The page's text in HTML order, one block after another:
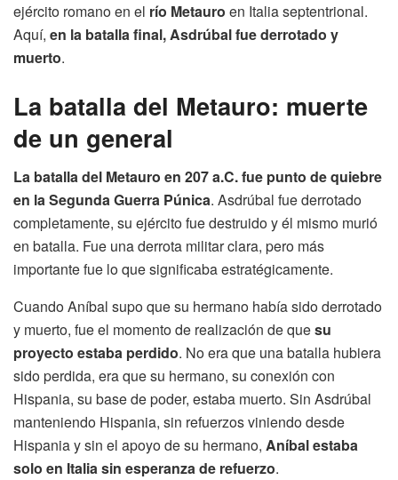
ejército romano en el río Metauro en Italia septentrional.
Aquí, en la batalla final, Asdrúbal fue derrotado y
muerto.
La batalla del Metauro: muerte
de un general
La batalla del Metauro en 207 a.C. fue punto de quiebre
en la Segunda Guerra Púnica. Asdrúbal fue derrotado
completamente, su ejército fue destruido y él mismo murió
en batalla. Fue una derrota militar clara, pero más
importante fue lo que significaba estratégicamente.
Cuando Aníbal supo que su hermano había sido derrotado
y muerto, fue el momento de realización de quesu
proyecto estaba perdido. No era que una batalla hubiera
sido perdida, era que su hermano, su conexión con
Hispania, su base de poder, estaba muerto. Sin Asdrúbal
manteniendo Hispania, sin refuerzos viniendo desde
Hispania y sin el apoyo de su hermano, Aníbal estaba
solo en Italia sin esperanza de refuerzo.